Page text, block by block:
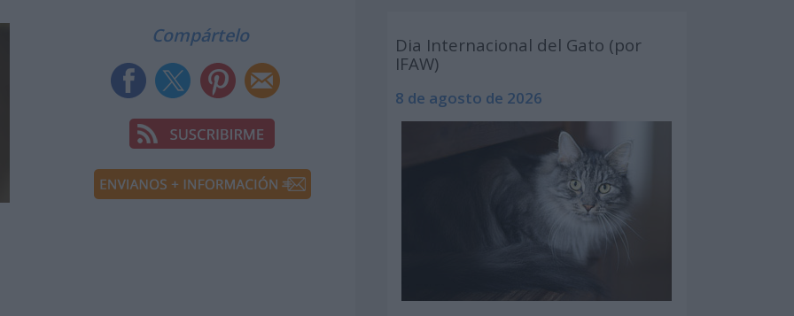
Compártelo
Dia Internacional del Gato (por
IFAW)
8 de agosto de 2026